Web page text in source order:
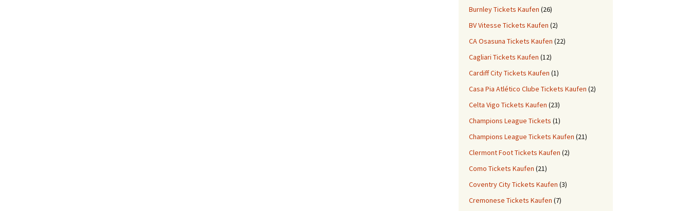
Burnley Tickets Kaufen (26)
BV Vitesse Tickets Kaufen (2)
CA Osasuna Tickets Kaufen (22)
Cagliari Tickets Kaufen (12)
Cardiff City Tickets Kaufen (1)
Casa Pia Atlético Clube Tickets Kaufen (2)
Celta Vigo Tickets Kaufen (23)
Champions League Tickets (1)
Champions League Tickets Kaufen (21)
Clermont Foot Tickets Kaufen (2)
Como Tickets Kaufen (21)
Coventry City Tickets Kaufen (3)
Cremonese Tickets Kaufen (7)